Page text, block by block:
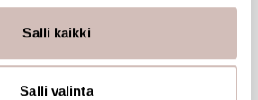
median ominaisuuksien
analysoimiseen. Lisäksi
tietoja siitä, miten käytät
voivat yhdistää näitä
Salli kaikki
Salli valinta